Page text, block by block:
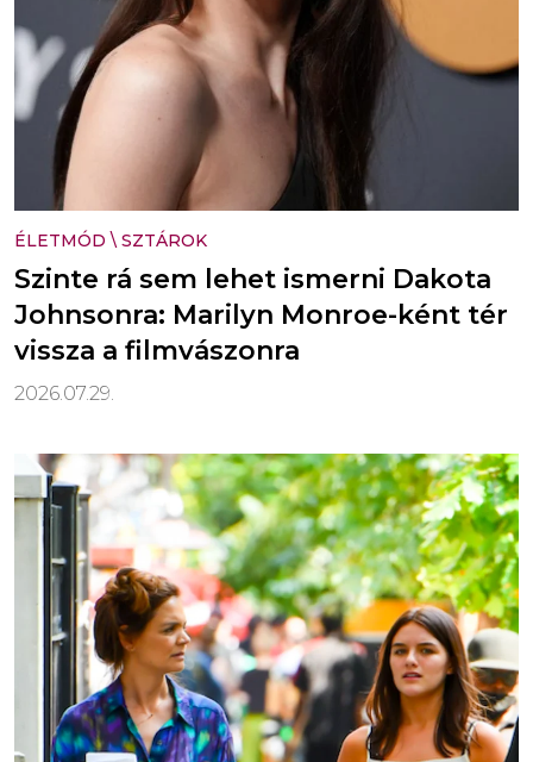
ÉLETMÓD \ SZTÁROK
Szinte rá sem lehet ismerni Dakota
Johnsonra: Marilyn Monroe-ként tér
vissza a filmvászonra
2026.07.29.